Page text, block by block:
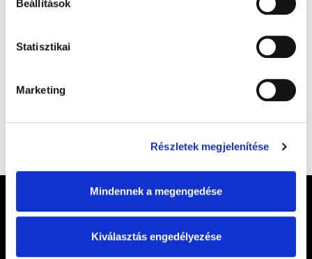
Beállítások
Statisztikai
Marketing
Részletek megjelenítése
Mindennek a megengedése
Kiválasztás engedélyezése